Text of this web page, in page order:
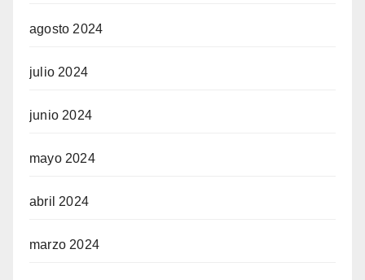
agosto 2024
julio 2024
junio 2024
mayo 2024
abril 2024
marzo 2024